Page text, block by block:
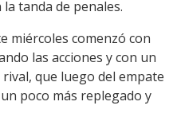
tanda de penales.
miércoles comenzó con
las acciones y con un
que luego del empate
poco más replegado y